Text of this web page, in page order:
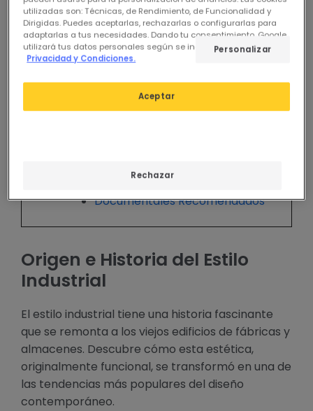
Industrial minimalista
Estilo escandinavo-industrial
Fusión con mobiliario moderno
Otras combinaciones populares
Errores Comunes y Desafíos
Inspiración y Ejemplos Reales
Lofts industriales: referentes
Libros Recomendados
Documentales Recomendados
Origen e Historia del Estilo
Industrial
El estilo industrial tiene una historia fascinante
que se remonta a los viejos edificios de fábricas y
almacenes. Descubre cómo esta estética,
originalmente funcional, se transformó en una de
las tendencias más populares del diseño
contemporáneo.
utilizadas son: Técnicas, de Rendimiento, de Funcionalidad y
Dirigidas. Puedes aceptarlas, rechazarlas o configurarlas para
adaptarlas a tus necesidades. Dando tu consentimiento, Google
utilizará tus datos personales según se indica en su sitio de
Privacidad y Condiciones.
Rechazar
Aceptar
Personalizar